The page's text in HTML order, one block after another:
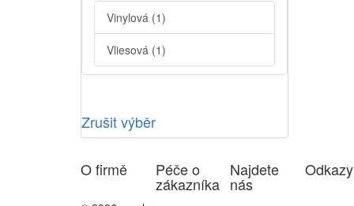
Vinylová (1)
Vliesová (1)
Zrušit výběr
O firmě Péče o
zákazníka
Najdete
nás
Odkazy